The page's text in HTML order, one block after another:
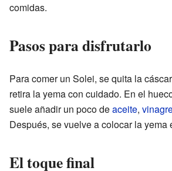
comidas.
Pasos para disfrutarlo
Para comer un Solei, se quita la
retira la yema con cuidado. En el
suele añadir un poco deaceite,
Después, se vuelve a colocar la yema
El toque final